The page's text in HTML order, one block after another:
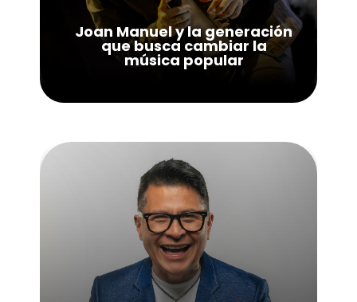
Joan Manuel y la generación
que busca cambiar la
música popular